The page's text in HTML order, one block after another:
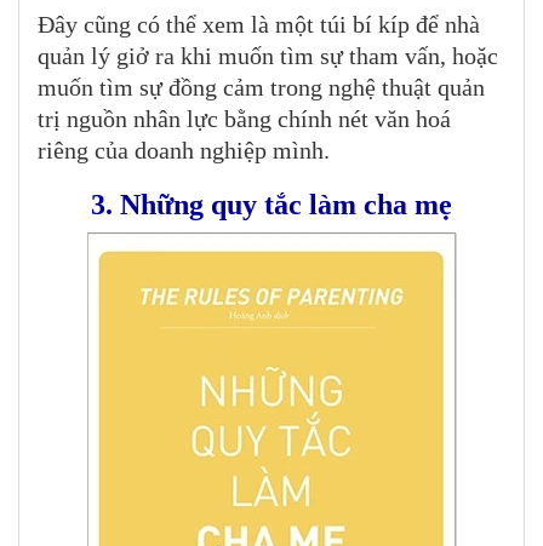
Đây cũng có thể xem là một túi bí kíp để nhà
quản lý giở ra khi muốn tìm sự tham vấn, hoặc
muốn tìm sự đồng cảm trong nghệ thuật quản
trị nguồn nhân lực bằng chính nét văn hoá
riêng của doanh nghiệp mình.
3. Những quy tắc làm cha mẹ